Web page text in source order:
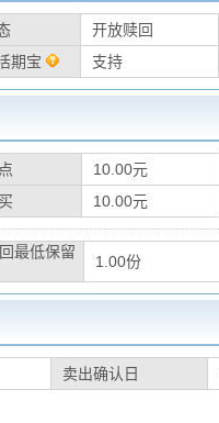
开放赎回
期宝 支持
10.00元
10.00元
最低保留
1.00份
卖出确认日